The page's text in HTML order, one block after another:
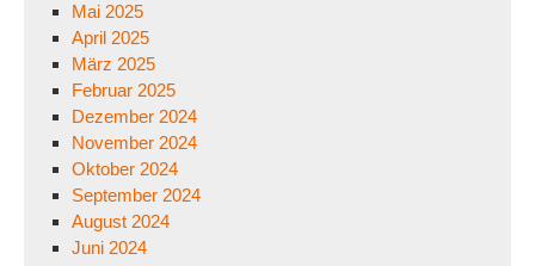
Mai 2025
April 2025
März 2025
Februar 2025
Dezember 2024
November 2024
Oktober 2024
September 2024
August 2024
Juni 2024